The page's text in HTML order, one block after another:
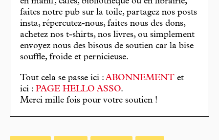
faites notre pub sur la toile, partagez nos posts
insta, répercutez-nous, faites nous des dons,
achetez nos t-shirts, nos livres, ou simplement
envoyez nous des bisous de soutien car la bise
souffle, froide et pernicieuse.
Tout cela se passe ici : ABONNEMENT et
ici : PAGE HELLO ASSO.
Merci mille fois pour votre soutien !